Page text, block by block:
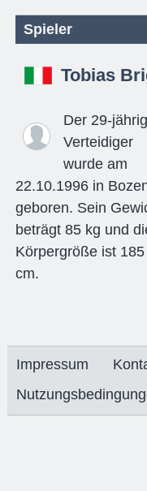
Spieler
Tobias
Der 29-
Verteidiger
wurde am
22.10.1996 in
geboren. Sein
beträgt 85 kg und
Körpergröße ist 185
cm.
Impressum